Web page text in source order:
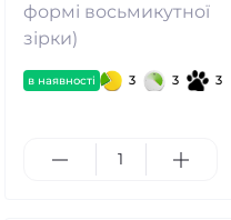
в наявності 3 3 3